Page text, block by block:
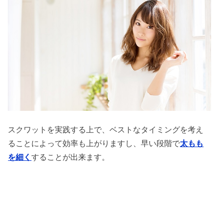
スクワットを実践する上で、ベストなタイミングを考え
ることによって効率も上がりますし、早い段階で太もも
を細くすることが出来ます。